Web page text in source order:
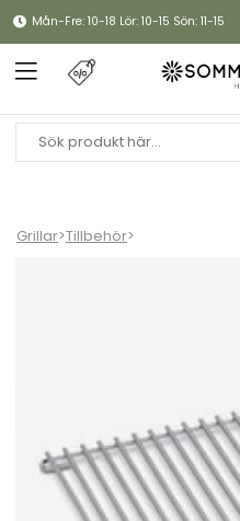
Mån-Fre: 10-18 Lör: 10-15 Sön: 11-15
Grillar>Tillbehör>